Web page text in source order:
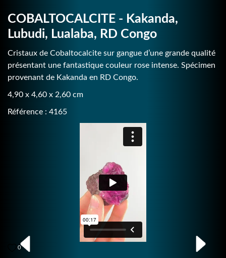
COBALTOCALCITE - Kakanda,
Lubudi, Lualaba, RD Congo
Cristaux de Cobaltocalcite sur gangue d’une grande qualité
présentant une fantastique couleur rose intense. Spécimen
provenant de Kakanda en RD Congo.
4,90 x 4,60 x 2,60 cm
Référence : 4165
0